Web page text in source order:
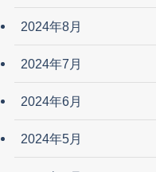
2024年8月
2024年7月
2024年6月
2024年5月